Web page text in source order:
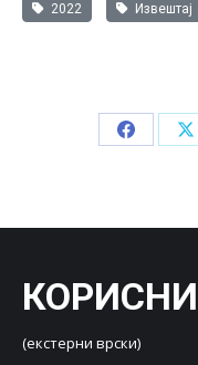
2022 Извештај
Share
(екстерни врски)